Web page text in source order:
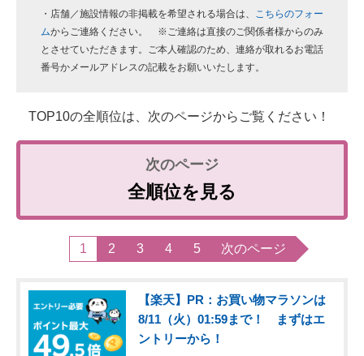
・店舗／施設情報の非掲載を希望される場合は、 こちらのフォー
ムからご連絡ください。 ※ご連絡は直接のご関係者様からのみ
とさせていただきます。ご本人確認のため、連絡が取れるお電話
番号かメールアドレスの記載をお願いいたします。
TOP10の全順位は、次のページからご覧ください！
全順位を見る
1 2 3 4 5 次のページ
【楽天】PR：お買い物マラソンは
8/11（火）01:59まで！ まずはエ
ントリーから！